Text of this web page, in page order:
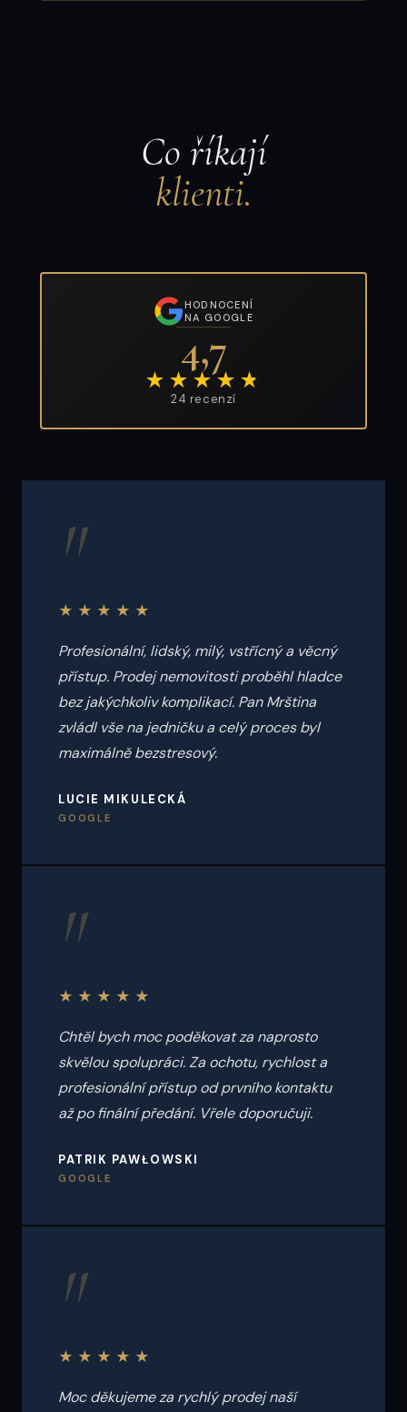
Co říkají
klienti.
HODNOCENÍ
NA GOOGLE
4,7
★★★★ ★
24 recenzí
"
★★★★★
Profesionální, lidský, milý, vstřícný a věcný
přístup. Prodej nemovitosti proběhl hladce
bez jakýchkoliv komplikací. Pan Mrština
zvládl vše na jedničku a celý proces byl
maximálně bezstresový.
LUCIE MIKULECKÁ
GOOGLE
"
★★★★★
Chtěl bych moc poděkovat za naprosto
skvělou spolupráci. Za ochotu, rychlost a
profesionální přístup od prvního kontaktu
až po finální předání. Vřele doporučuji.
PATRIK PAWŁOWSKI
GOOGLE
"
★★★★★
Moc děkujeme za rychlý prodej naší